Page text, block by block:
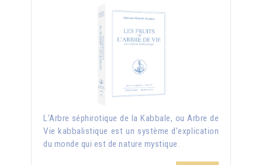
L’Arbre séphirotique de la Kabbale, ou Arbre de
Vie kabbalistique est un système d’explication
du monde qui est de nature mystique.